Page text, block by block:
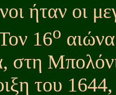
ήταν οι
16ο
στη
του